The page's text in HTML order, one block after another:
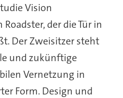
Vision
der die Tür in
Der Zweisitzer steht
und zukünftige
Vernetzung in
Form. Design und